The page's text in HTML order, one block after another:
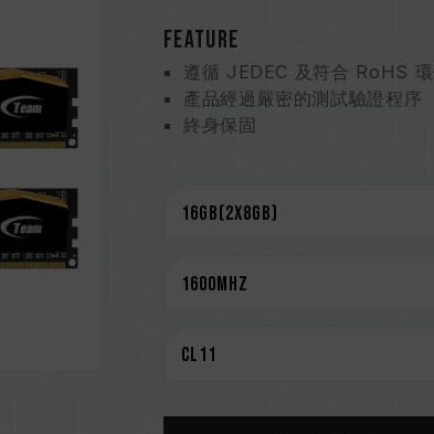
FEATURE
遵循 JEDEC 及符合 RoHS 環
產品經過嚴密的測試驗證程序
終身保固